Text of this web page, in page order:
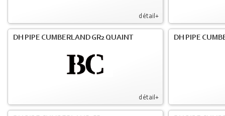
détail+
détail+
DH PIPE CUMBERLAND GR2 QUAINT DH PIPE